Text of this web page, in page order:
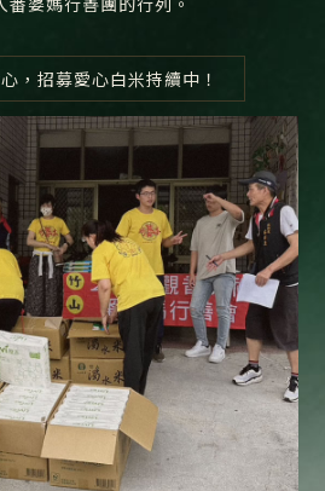
，招募愛心白米持續中！